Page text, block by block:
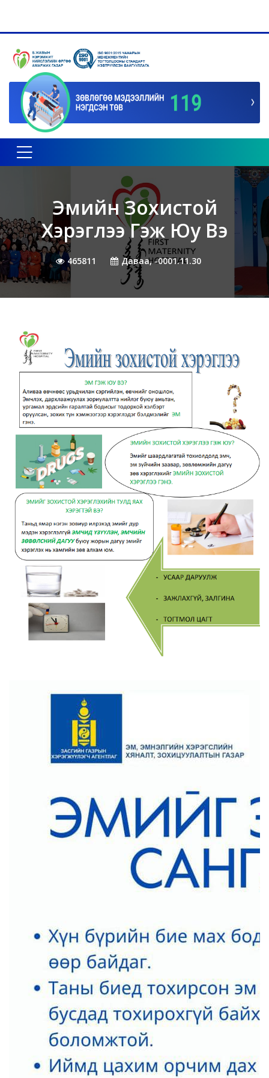
Toggle navigation
Эмийн Зохистой
Хэрэглээ Гэж Юу Вэ
465811 Даваа, -0001.11.30